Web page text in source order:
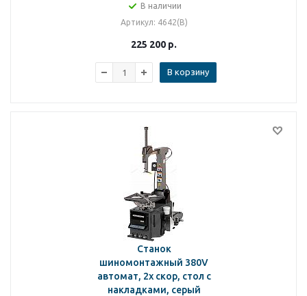
В наличии
Артикул: 4642(B)
225 200 р.
В корзину
Станок
шиномонтажный 380V
автомат, 2х скор, стол с
накладками, серый